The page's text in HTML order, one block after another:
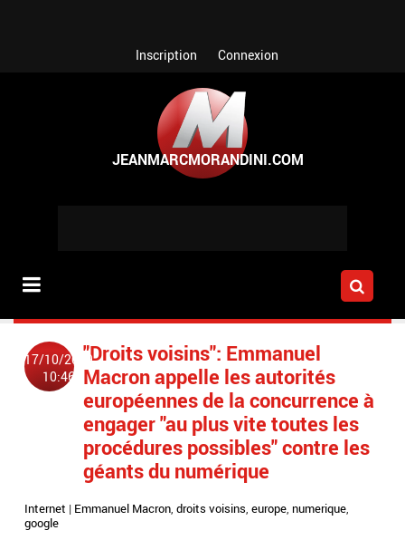
Inscription Connexion
17/10/2019
10:46
"Droits voisins": Emmanuel
Macron appelle les autorités
européennes de la concurrence à
engager "au plus vite toutes les
procédures possibles" contre les
géants du numérique
Internet | Emmanuel Macron,droits voisins,europe,numerique,
google